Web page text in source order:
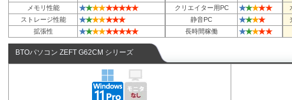
メモリ性能
★★★★★★★★★ クリエイター用PC ★★★★★
ストレージ性能
★★★★★★★ 静音PC ★★★★
拡張性
★★★★★★★★★ 長時間稼働 ★★★★★
BTOパソコン ZEFT G62CM シリーズ